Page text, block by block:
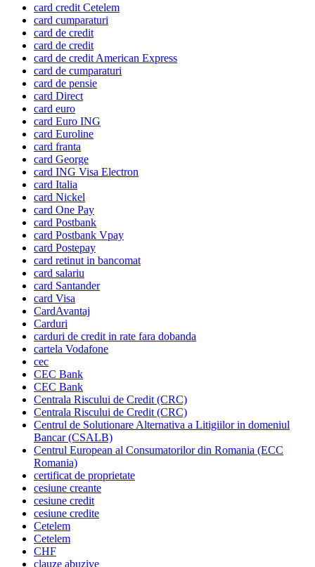
card credit Cetelem
card cumparaturi
card de credit
card de credit
card de credit American Express
card de cumparaturi
card de pensie
card Direct
card euro
card Euro ING
card Euroline
card franta
card George
card ING Visa Electron
card Italia
card Nickel
card One Pay
card Postbank
card Postbank Vpay
card Postepay
card retinut in bancomat
card salariu
card Santander
card Visa
CardAvantaj
Carduri
carduri de credit in rate fara dobanda
cartela Vodafone
cec
CEC Bank
CEC Bank
Centrala Riscului de Credit (CRC)
Centrala Riscului de Credit (CRC)
Centrul de Solutionare Alternativa a Litigiilor in domeniul
Bancar (CSALB)
Centrul European al Consumatorilor din Romania (ECC
Romania)
certificat de proprietate
cesiune creante
cesiune credit
cesiune credite
Cetelem
Cetelem
CHF
clauze abuzive